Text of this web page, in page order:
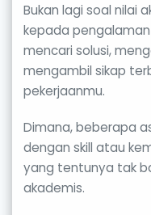
Bukan lagi soal nilai
kepada
mencari solusi,
mengambil sikap
pekerjaanmu.
Dimana, beberapa
dengan skill atau
yang tentunya tak
akademis.